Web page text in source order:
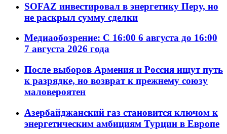
SOFAZ инвестировал в энергетику Перу, но
не раскрыл сумму сделки
Медиаобозрение: С 16:00 6 августа до 16:00
7 августа 2026 года
После выборов Армения и Россия ищут путь
к разрядке, но возврат к прежнему союзу
маловероятен
Азербайджанский газ становится ключом к
энергетическим амбициям Турции в Европе